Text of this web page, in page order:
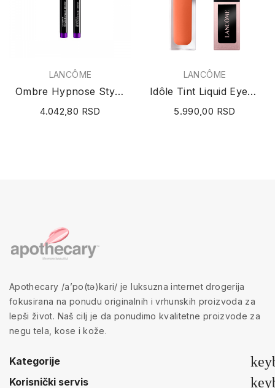
LANCÔME
Ombre Hypnose Stylo kremasta senka u olovci 30...
4.042,80 RSD
LANCÔME
Idôle Tint Liquid Eyeshadow & Eyeliner (N°04...
5.990,00 RSD
Apothecary /a’po(tə)kari/ je luksuzna internet drogerija
fokusirana na ponudu originalnih i vrhunskih proizvoda za
lepši život. Naš cilj je da ponudimo kvalitetne proizvode za
negu tela, kose i kože.
Kategorije
Korisnički servis